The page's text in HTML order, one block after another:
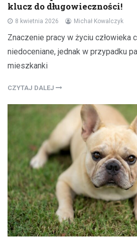
klucz do długowieczności!
8 kwietnia 2026 Michał Kowalczyk
Znaczenie pracy w życiu człowieka
niedoceniane, jednak w przypadku
mieszkanki
CZYTAJ DALEJ